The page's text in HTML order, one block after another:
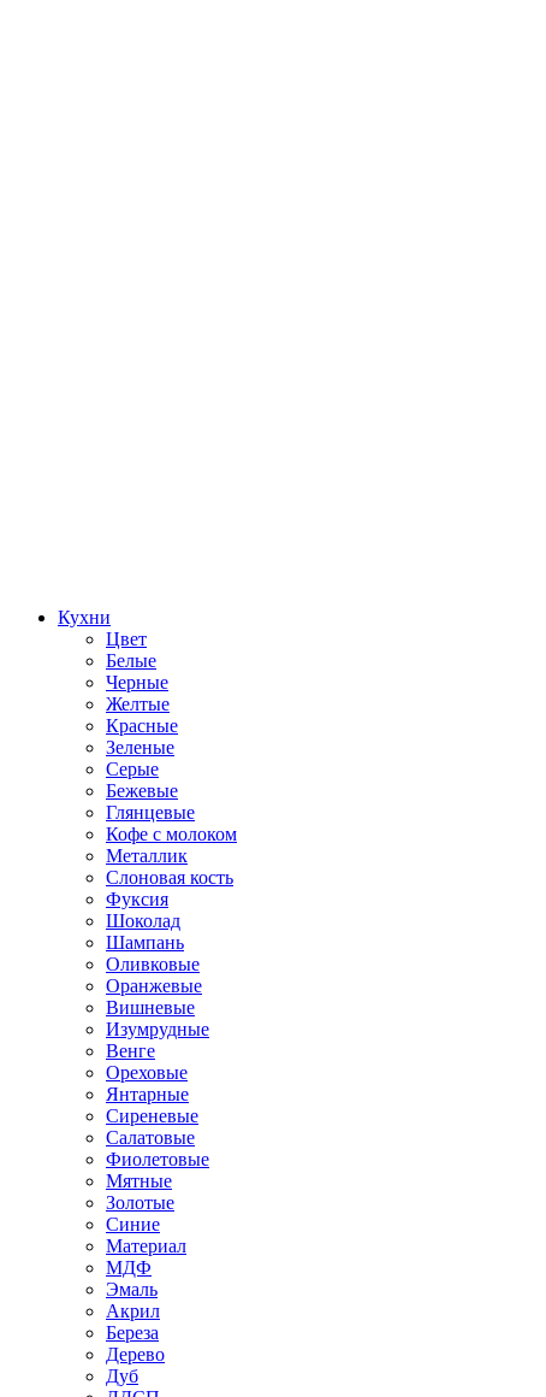
Кухни
Цвет
Белые
Черные
Желтые
Красные
Зеленые
Серые
Бежевые
Глянцевые
Кофе с молоком
Металлик
Слоновая кость
Фуксия
Шоколад
Шампань
Оливковые
Оранжевые
Вишневые
Изумрудные
Венге
Ореховые
Янтарные
Сиреневые
Салатовые
Фиолетовые
Мятные
Золотые
Синие
Материал
МДФ
Эмаль
Акрил
Береза
Дерево
Дуб